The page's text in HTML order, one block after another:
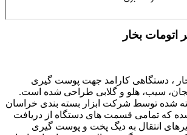
بخار
، دستگاهی کارامد جهت پوست گیری
سیب، هلو و گلابی طراحی شده است.
شده توسط شرکت ابزار بسته بندی خراسان
که تمامی قسمت های دستگاه از دریافت
انتقال به دیگ پخت و پوست گیری